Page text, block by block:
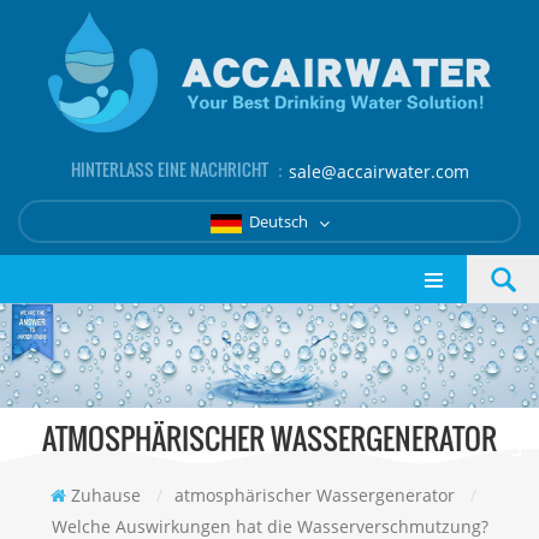
HINTERLASS EINE NACHRICHT ： sale@accairwater.com
Deutsch
ATMOSPHÄRISCHER WASSERGENERATOR
Zuhause / atmosphärischer Wassergenerator
/
Welche Auswirkungen hat die Wasserverschmutzung?